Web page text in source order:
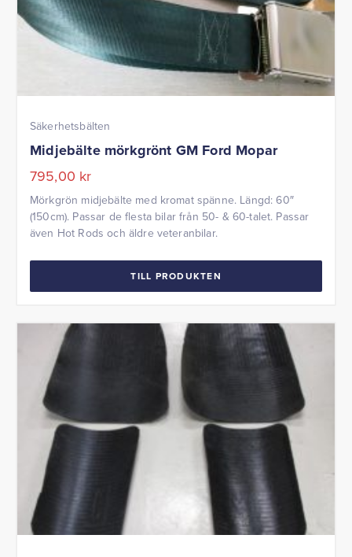
Säkerhetsbälten
Midjebälte mörkgrönt GM Ford Mopar
795,00 kr
Mörkgrön midjebälte med kromat spänne. Längd: 60″
(150cm). Passar de flesta bilar från 50- & 60-talet. Passar
även Hot Rods och äldre veteranbilar.
TILL PRODUKTEN